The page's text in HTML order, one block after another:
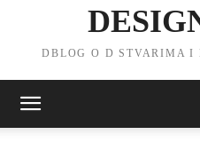
DBLOG O D STVARIMA I